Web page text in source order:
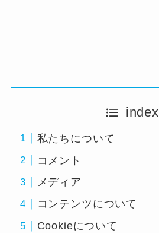
index
私たちについて
コメント
メディア
コンテンツについて
Cookieについて